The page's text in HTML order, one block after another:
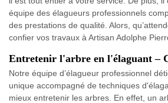
équipe des élagueurs professionnels
des prestations de qualité. Alors,
confier vos travaux à Artisan Adolphe
Entretenir l'arbre en l'élaguant –
Notre équipe d’élagueur professionnel
unique accompagné de techniques
mieux entretenir les arbres. En effet, un